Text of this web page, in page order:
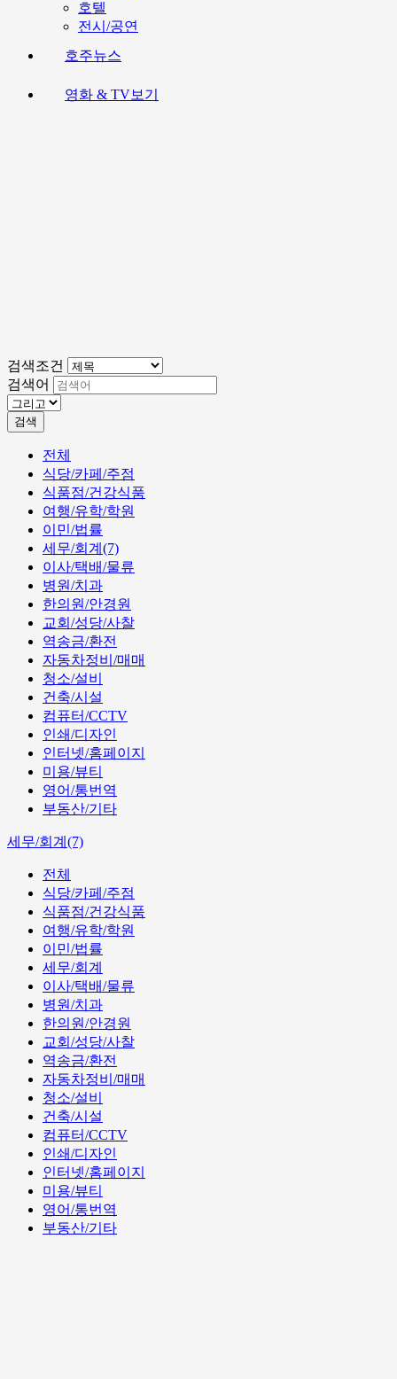
호텔
전시/공연
호주뉴스
영화 & TV보기
검색조건
검색어
검색
전체
식당/카페/주점
식품점/건강식품
여행/유학/학원
이민/법률
세무/회계(7)
이사/택배/물류
병원/치과
한의원/안경원
교회/성당/사찰
역송금/환전
자동차정비/매매
청소/설비
건축/시설
컴퓨터/CCTV
인쇄/디자인
인터넷/홈페이지
미용/뷰티
영어/통번역
부동산/기타
세무/회계(7)
전체
식당/카페/주점
식품점/건강식품
여행/유학/학원
이민/법률
세무/회계
이사/택배/물류
병원/치과
한의원/안경원
교회/성당/사찰
역송금/환전
자동차정비/매매
청소/설비
건축/시설
컴퓨터/CCTV
인쇄/디자인
인터넷/홈페이지
미용/뷰티
영어/통번역
부동산/기타